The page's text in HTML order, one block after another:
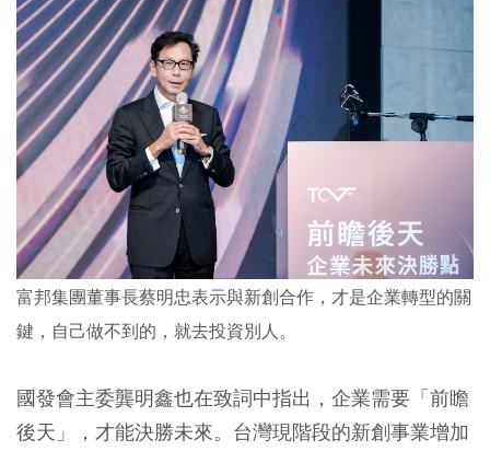
富邦集團董事長蔡明忠表示與新創合作，才是企業轉型的關
鍵，自己做不到的，就去投資別人。
國發會主委龔明鑫也在致詞中指出，企業需要「前瞻
後天」，才能決勝未來。台灣現階段的新創事業增加